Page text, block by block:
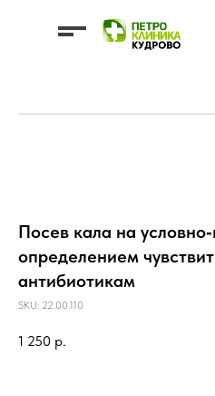
ДМС
Посев кала на
определением
антибиотикам
SKU: 22.00.110
1 250 р.